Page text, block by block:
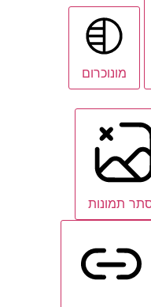
מונוכרום
תמונות